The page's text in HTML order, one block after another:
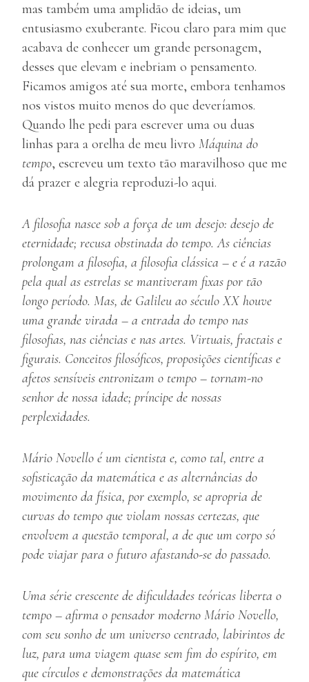
mas também uma amplidão de ideias, um
entusiasmo exuberante. Ficou claro para mim que
acabava de conhecer um grande personagem,
desses que elevam e inebriam o pensamento.
Ficamos amigos até sua morte, embora tenhamos
nos vistos muito menos do que deveríamos.
Quando lhe pedi para escrever uma ou duas
linhas para a orelha de meu livro Máquina do
tempo, escreveu um texto tão maravilhoso que me
dá prazer e alegria reproduzi-lo aqui.
A filosofia nasce sob a força de um desejo: desejo de
eternidade; recusa obstinada do tempo. As ciências
prolongam a filosofia, a filosofia clássica – e é a razão
pela qual as estrelas se mantiveram fixas por tão
longo período. Mas, de Galileu ao século XX houve
uma grande virada – a entrada do tempo nas
filosofias, nas ciências e nas artes. Virtuais, fractais e
figurais. Conceitos filosóficos, proposições científicas e
afetos sensíveis entronizam o tempo – tornam-no
senhor de nossa idade; príncipe de nossas
perplexidades.
Mário Novello é um cientista e, como tal, entre a
sofisticação da matemática e as alternâncias do
movimento da física, por exemplo, se apropria de
curvas do tempo que violam nossas certezas, que
envolvem a questão temporal, a de que um corpo só
pode viajar para o futuro afastando-se do passado.
Uma série crescente de dificuldades teóricas liberta o
tempo – afirma o pensador moderno Mário Novello,
com seu sonho de um universo centrado, labirintos de
luz, para uma viagem quase sem fim do espírito, em
que círculos e demonstrações da matemática